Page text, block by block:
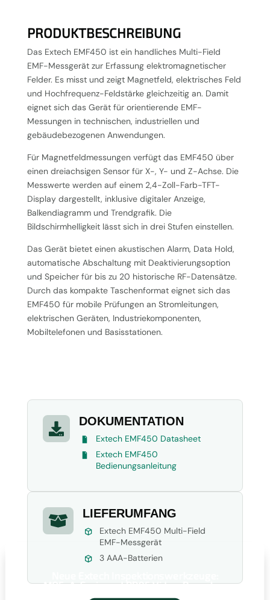
PRODUKTBESCHREIBUNG
Das Extech EMF450 ist ein handliches Multi-Field
EMF-Messgerät zur Erfassung elektromagnetischer
Felder. Es misst und zeigt Magnetfeld, elektrisches Feld
und Hochfrequenz-Feldstärke gleichzeitig an. Damit
eignet sich das Gerät für orientierende EMF-
Messungen in technischen, industriellen und
gebäudebezogenen Anwendungen.
Für Magnetfeldmessungen verfügt das EMF450 über
einen dreiachsigen Sensor für X-, Y- und Z-Achse. Die
Messwerte werden auf einem 2,4-Zoll-Farb-TFT-
Display dargestellt, inklusive digitaler Anzeige,
Balkendiagramm und Trendgrafik. Die
Bildschirmhelligkeit lässt sich in drei Stufen einstellen.
Das Gerät bietet einen akustischen Alarm, Data Hold,
automatische Abschaltung mit Deaktivierungsoption
und Speicher für bis zu 20 historische RF-Datensätze.
Durch das kompakte Taschenformat eignet sich das
EMF450 für mobile Prüfungen an Stromleitungen,
elektrischen Geräten, Industriekomponenten,
Mobiltelefonen und Basisstationen.
 DOKUMENTATION
Extech EMF450 Datasheet
Extech EMF450
Bedienungsanleitung
 LIEFERUMFANG
Extech EMF450 Multi-Field
EMF-Messgerät
3 AAA-Batterien
MO5xA-Serie und BR95 Video-Boreskop